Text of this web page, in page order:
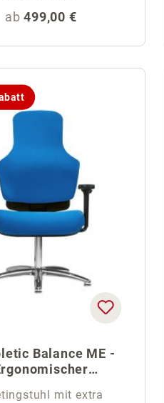
Regulärer Preis:
ab499,00 €
Balance ME -
mit extra